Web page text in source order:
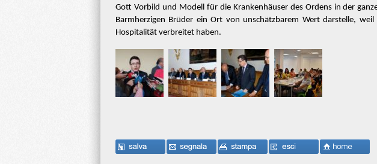
Gott Vorbild und Modell für die Krankenhäuser des Ordens in der
Barmherzigen Brüder ein Ort von unschätzbarem Wert darstelle,
Hospitalität verbreitet haben.